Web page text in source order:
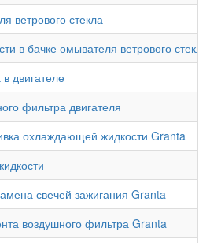
ветрового стекла
в бачке омывателя ветрового стекла
двигателе
фильтра двигателя
охлаждающей жидкости Granta
свечей зажигания Granta
воздушного фильтра Granta